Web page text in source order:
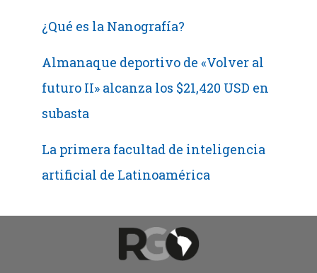
¿Qué es la Nanografía?
Almanaque deportivo de «Volver al
futuro II» alcanza los $21,420 USD en
subasta
La primera facultad de inteligencia
artificial de Latinoamérica